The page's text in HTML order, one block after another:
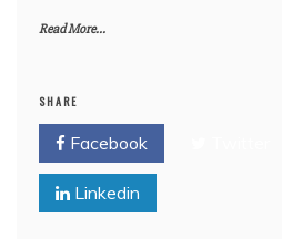
Read More...
SHARE
Facebook
Linkedin